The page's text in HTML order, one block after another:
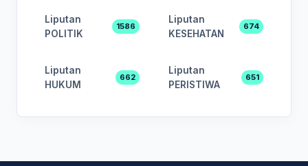
Liputan
POLITIK
1586
Liputan
KESEHATAN
674
Liputan
HUKUM
662
Liputan
PERISTIWA
651